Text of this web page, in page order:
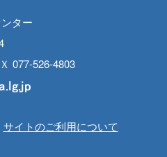
ター
077-526-4803
サイトのご利用について